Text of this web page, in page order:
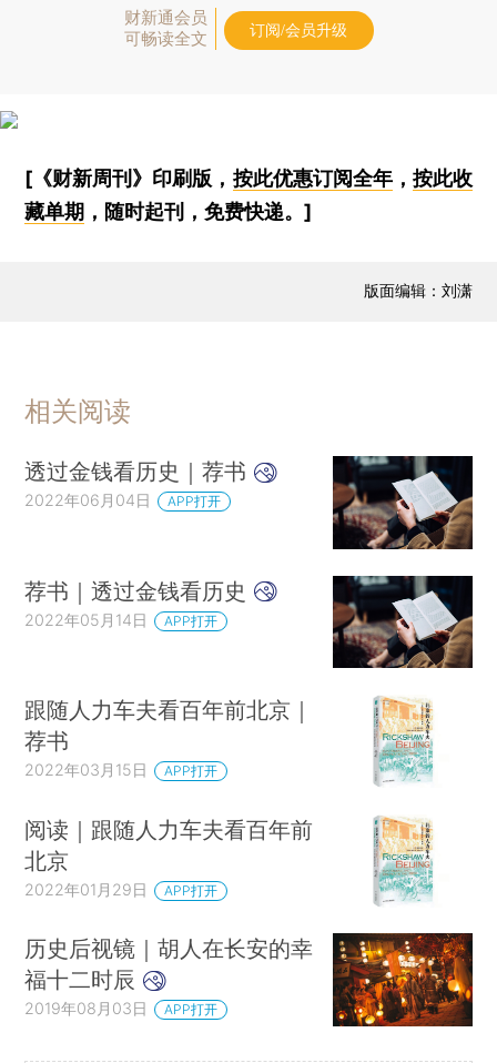
财新通会员
可畅读全文
订阅/会员升级
[《财新周刊》印刷版， 按此优惠订阅全年， 按此收
藏单期 ，随时起刊，免费快递。]
版面编辑：刘潇
相关阅读
透过金钱看历史｜荐书
2022年06月04日 APP打开
荐书｜透过金钱看历史
2022年05月14日 APP打开
跟随人力车夫看百年前北京｜
荐书
2022年03月15日 APP打开
阅读｜跟随人力车夫看百年前
北京
2022年01月29日 APP打开
历史后视镜｜胡人在长安的幸
福十二时辰
2019年08月03日 APP打开